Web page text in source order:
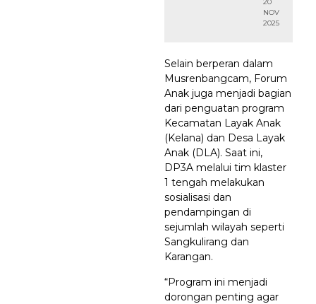
NOV
2025
Selain berperan dalam
Musrenbangcam, Forum
Anak juga menjadi bagian
dari penguatan program
Kecamatan Layak Anak
(Kelana) dan Desa Layak
Anak (DLA). Saat ini,
DP3A melalui tim klaster
1 tengah melakukan
sosialisasi dan
pendampingan di
sejumlah wilayah seperti
Sangkulirang dan
Karangan.
“Program ini menjadi
dorongan penting agar